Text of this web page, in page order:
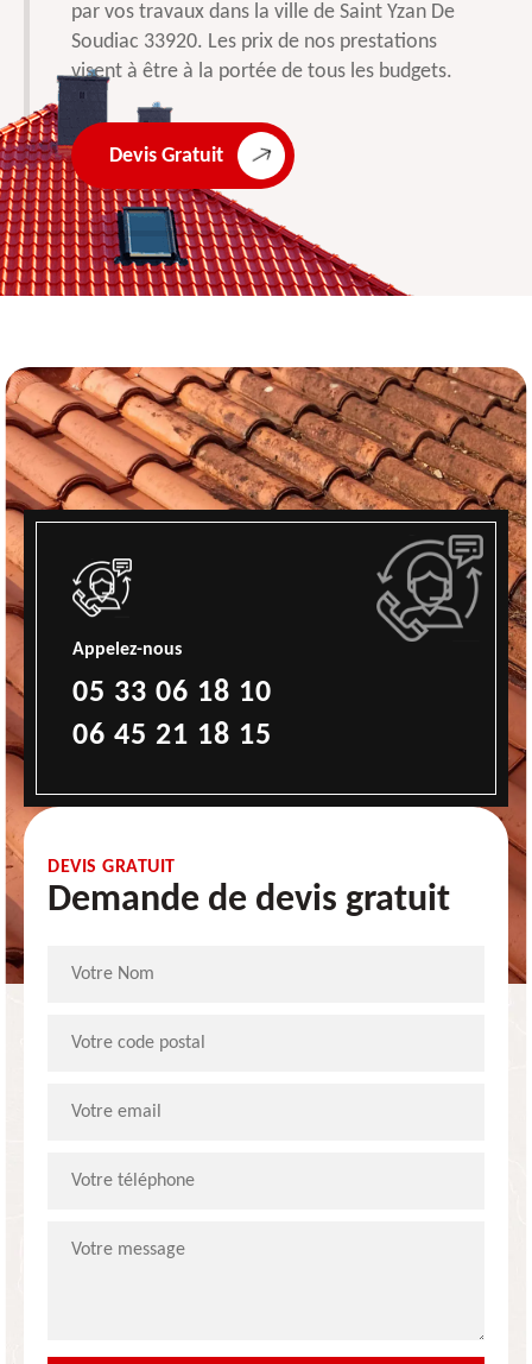
par vos travaux dans la ville de Saint Yzan De
Soudiac 33920. Les prix de nos prestations
visent à être à la portée de tous les budgets.
Devis Gratuit
Appelez-nous
05 33 06 18 10
06 45 21 18 15
DEVIS GRATUIT
Demande de devis gratuit